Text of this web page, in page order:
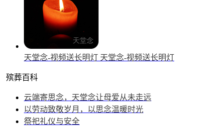
天堂念-视频送长明灯 天堂念-视频送长明灯
殡葬百科
云端寄思念，天堂念让母爱从未走远
以劳动致敬岁月，以思念温暖时光
祭祀礼仪与安全